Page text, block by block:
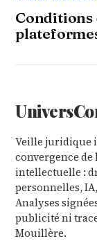
Conditions
Univers
Veille juridique
convergence de
intellectuelle :
personnelles,
Analyses
publicité ni
Mouillère.